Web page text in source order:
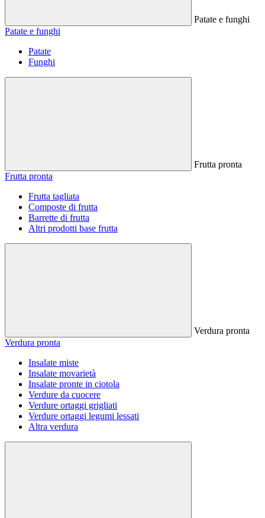
Patate e funghi
Patate e funghi
Patate
Funghi
Frutta pronta
Frutta pronta
Frutta tagliata
Composte di frutta
Barrette di frutta
Altri prodotti base frutta
Verdura pronta
Verdura pronta
Insalate miste
Insalate movarietà
Insalate pronte in ciotola
Verdure da cuocere
Verdure ortaggi grigliati
Verdure ortaggi legumi lessati
Altra verdura